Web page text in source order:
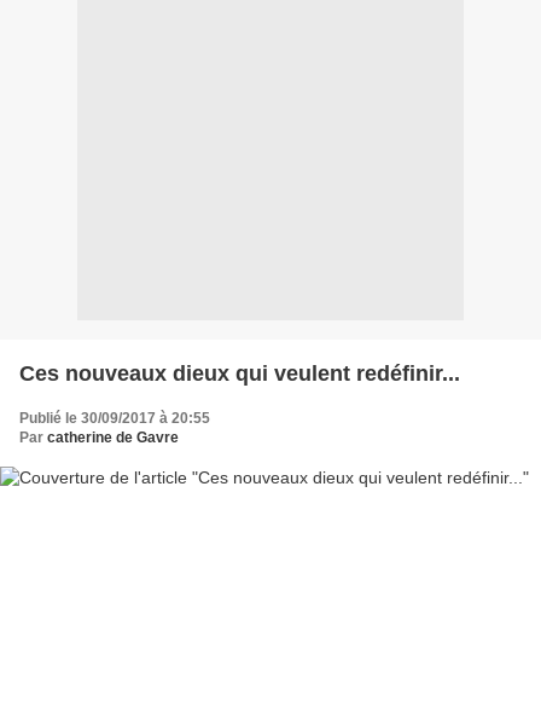
Ces nouveaux dieux qui veulent redéfinir...
Publié le 30/09/2017 à 20:55
Par catherine de Gavre